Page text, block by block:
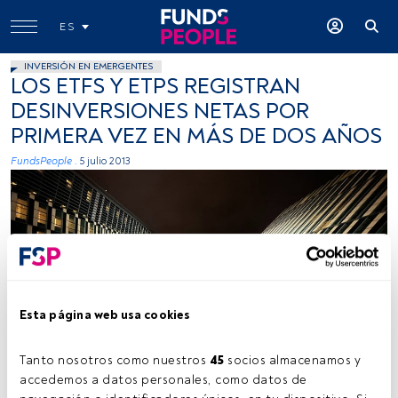
Esta página web usa cookies
Tanto nosotros como nuestros 45 socios almacenamos y
accedemos a datos personales, como datos de
ES
INVERSIÓN EN EMERGENTES
LOS ETFS Y ETPS REGISTRAN
DESINVERSIONES NETAS POR
PRIMERA VEZ EN MÁS DE DOS AÑOS
FundsPeople . 5 julio 2013
Tiempo lectura: 1 min.